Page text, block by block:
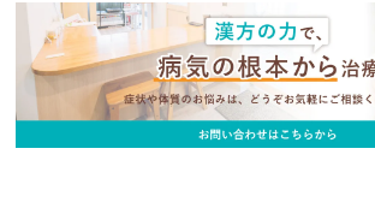
免疫介在性疾患
皮膚の病気